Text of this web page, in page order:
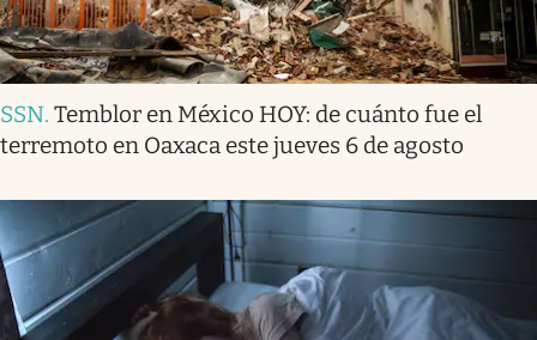
SSN. Temblor en México HOY: de cuánto fue el
terremoto en Oaxaca este jueves 6 de agosto